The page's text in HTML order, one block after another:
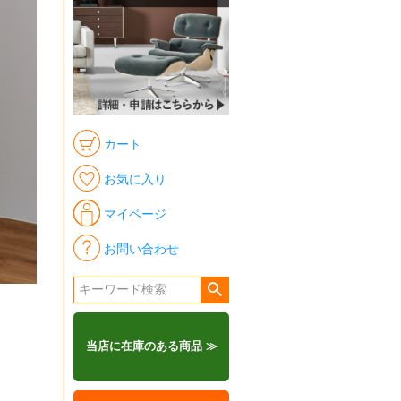
カート
お気に入り
マイページ
お問い合わせ
当店に在庫のある商品 ≫